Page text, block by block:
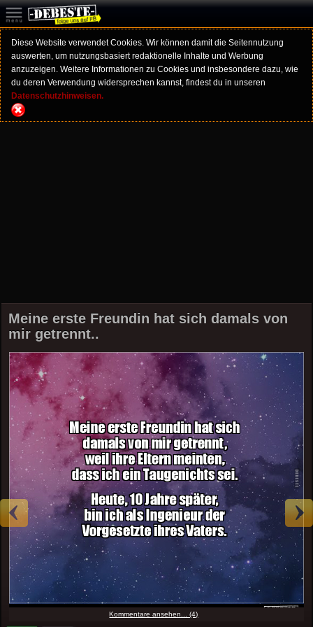
Diese Website verwendet Cookies. Wir können damit die Seitennutzung
auswerten, um nutzungsbasiert redaktionelle Inhalte und Werbung
anzuzeigen. Weitere Informationen zu Cookies und insbesondere dazu, wie
du deren Verwendung widersprechen kannst, findest du in unseren
Datenschutzhinweisen.
Meine erste Freundin hat sich damals von
mir getrennt..
Kommentare ansehen... (4)